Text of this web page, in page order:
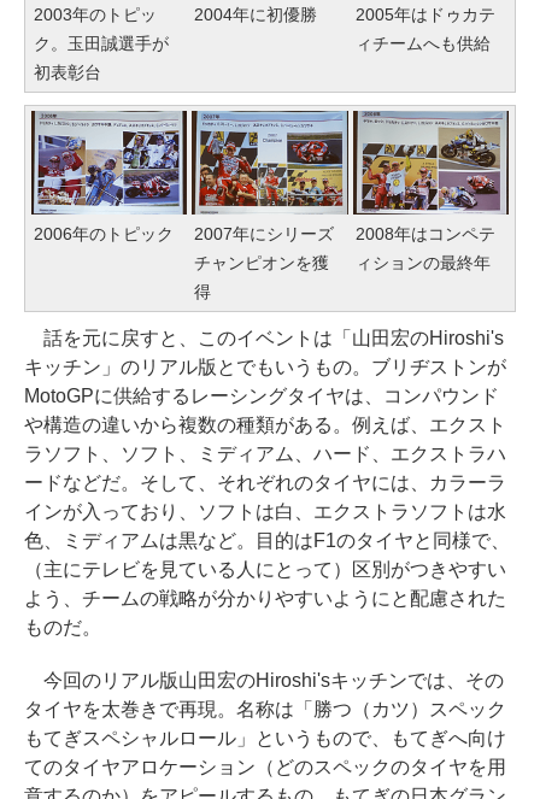
2003年のトピッ
ク。玉田誠選手が
初表彰台
2004年に初優勝
2005年はドゥカテ
ィチームへも供給
2006年のトピック
2007年にシリーズ
チャンピオンを獲
得
2008年はコンペテ
ィションの最終年
話を元に戻すと、このイベントは「山田宏のHiroshi's
キッチン」のリアル版とでもいうもの。ブリヂストンが
MotoGPに供給するレーシングタイヤは、コンパウンド
や構造の違いから複数の種類がある。例えば、エクスト
ラソフト、ソフト、ミディアム、ハード、エクストラハ
ードなどだ。そして、それぞれのタイヤには、カラーラ
インが入っており、ソフトは白、エクストラソフトは水
色、ミディアムは黒など。目的はF1のタイヤと同様で、
（主にテレビを見ている人にとって）区別がつきやすい
よう、チームの戦略が分かりやすいようにと配慮された
ものだ。
今回のリアル版山田宏のHiroshi'sキッチンでは、その
タイヤを太巻きで再現。名称は「勝つ（カツ）スペック
もてぎスペシャルロール」というもので、もてぎへ向け
てのタイヤアロケーション（どのスペックのタイヤを用